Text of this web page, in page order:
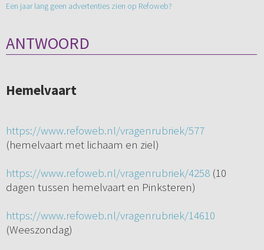
Een jaar lang geen advertenties zien op Refoweb?
ANTWOORD
Hemelvaart
https://www.refoweb.nl/vragenrubriek/577
(hemelvaart met lichaam en ziel)
https://www.refoweb.nl/vragenrubriek/4258(10
dagen tussen hemelvaart en Pinksteren)
https://www.refoweb.nl/vragenrubriek/14610
(Weeszondag)